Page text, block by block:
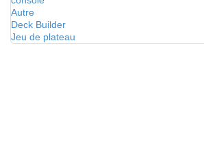
Autre
Deck Builder
Jeu de plateau